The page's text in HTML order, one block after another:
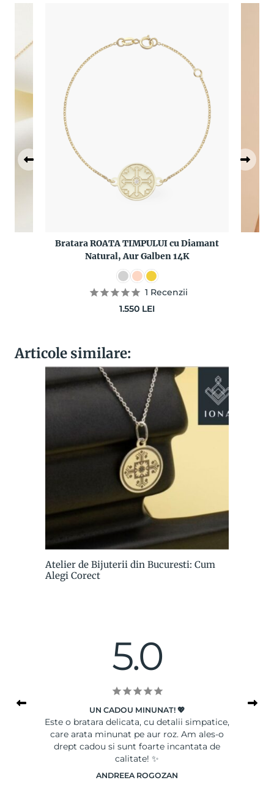
Bratara ROATA TIMPULUI cu Diamant
Natural, Aur Galben 14K
1 Recenzii
1.550 LEI
Articole similare:
Atelier de Bijuterii din Bucuresti: Cum
Alegi Corect
5.0
UN CADOU MINUNAT! 💖
Este o bratara delicata, cu detalii simpatice,
care arata minunat pe aur roz. Am ales-o
drept cadou si sunt foarte incantata de
calitate! ✨
ANDREEA ROGOZAN